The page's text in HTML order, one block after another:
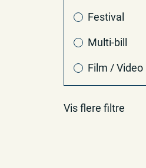
Festival
Multi-bill
Film / Video
Vis flere filtre